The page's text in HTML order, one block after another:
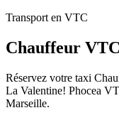
Transport en VTC
Chauffeur
Réservez votre taxi
La Valentine! Phocea
Marseille.